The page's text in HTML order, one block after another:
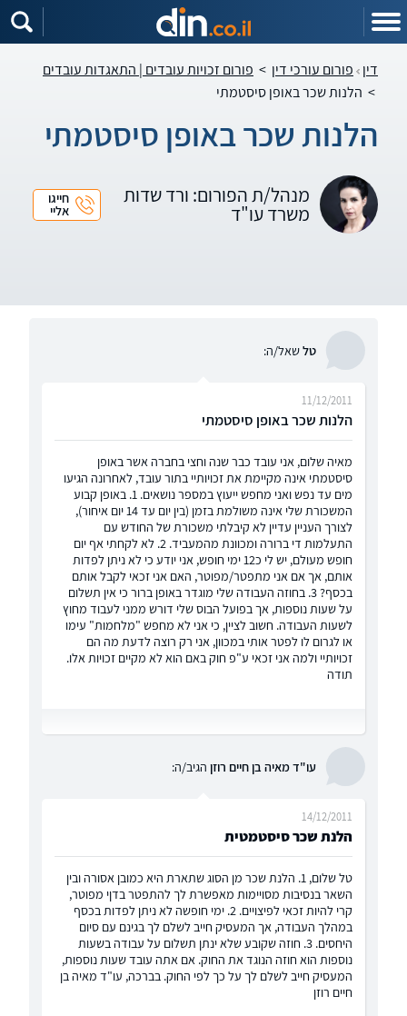
דין פורום עורכי דין > פורום זכויות עובדים | התאגדות עובדים
> הלנות שכר באופן סיסטמתי
הלנות שכר באופן סיסטמתי
מנהל/ת הפורום: ורד שדות
משרד עו"ד
חייגו
אליי
טלשאל/ה:
הלנות שכר באופן סיסטמתי
11/12/2011
מאיה שלום, אני עובד כבר שנה וחצי בחברה אשר באופן
סיסטמתי אינה מקיימת את זכויותיי בתור עובד, לאחרונה הגיעו
מים עד נפש ואני מחפש ייעוץ במספר נושאים. 1. באופן קבוע
המשכורת שלי אינה משולמת בזמן (בין יום עד 14 יום איחור),
לצורך העניין עדיין לא קיבלתי משכורת של החודש עם
התעלמות די ברורה ומכוונת מהמעביד. 2. לא לקחתי אף יום
חופש מעולם, יש לי כ12 ימי חופש, אני יודע כי לא ניתן לפדות
אותם, אך אם אני מתפטר/מפוטר, האם אני זכאי לקבל אותם
בכסף? 3. בחוזה העבודה שלי מוגדר באופן ברור כי אין תשלום
על שעות נוספות, אך בפועל הבוס שלי דורש ממני לעבוד מחוץ
לשעות העבודה. חשוב לציין, כי אני לא מחפש "מלחמות" עימו
או לגרום לו לפטר אותי במכוון, אני רק רוצה לדעת מה הם
זכויותיי ולמה אני זכאי ע"פ חוק באם הוא לא מקיים זכויות אלו.
תודה
עו"ד מאיה בן חיים רוזן הגיב/ה:
הלנת שכר סיסטמטית
14/12/2011
טל שלום, 1. הלנת שכר מן הסוג שתארת היא כמובן אסורה ובין
השאר בנסיבות מסויימות מאפשרת לך להתפטר בדןי מפוטר,
קרי להיות זכאי לפיצויים. 2. ימי חופשה לא ניתן לפדות בכסף
במהלך העבודה, אך המעסיק חייב לשלם לך בגינם עם סיום
היחסים. 3. חוזה שקובע שלא ינתן תשלום על עבודה בשעות
נוספות הוא חוזה הנוגד את החוק. אם אתה עובד שעות נוספות,
המעסיק חייב לשלם לך על כך לפי החוק. בברכה, עו"ד מאיה בן
חיים רוזן